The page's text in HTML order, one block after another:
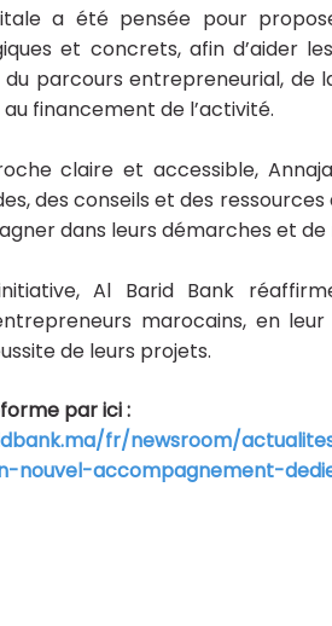
a été pensée pour
et concrets, afin d’aider
parcours entrepreneurial, de
financement de l’activité.
claire et accessible,
des conseils et des
dans leurs démarches et
Al Barid Bank
marocains, en
de leurs projets.
par ici :
fr/newsroom/
nouvel-accompagnement-